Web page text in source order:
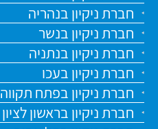
חברת ניקיון בנהריה
חברת ניקיון בנשר
חברת ניקיון בנתניה
חברת ניקיון בעכו
חברת ניקיון בפתח תקווה
חברת ניקיון בראשון לציון